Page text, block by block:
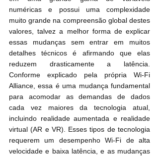
numéricas e possui uma complexidade
muito grande na compreensão global destes
valores, talvez a melhor forma de explicar
essas mudanças sem entrar em muitos
detalhes técnicos é afirmando que elas
reduzem drasticamente a latência.
Conforme explicado pela própria Wi-Fi
Alliance, essa é uma mudança fundamental
para acomodar as demandas de dados
cada vez maiores da tecnologia atual,
incluindo realidade aumentada e realidade
virtual (AR e VR). Esses tipos de tecnologia
requerem um desempenho Wi-Fi de alta
velocidade e baixa latência, e as mudanças